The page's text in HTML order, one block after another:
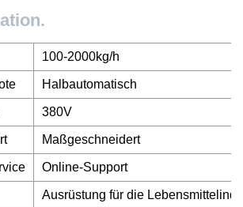
100-2000kg/h
Halbautomatisch
380V
Maßgeschneidert
Online-Support
Ausrüstung für die